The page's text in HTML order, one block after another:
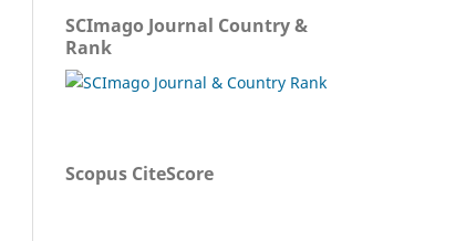
SCImago Journal Country &
Rank
Scopus CiteScore